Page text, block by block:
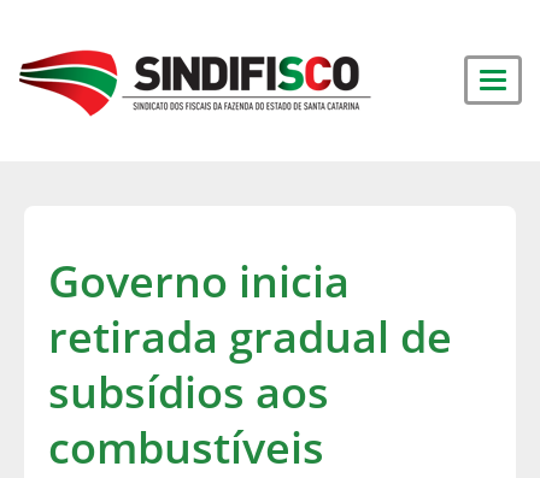
Governo inicia
retirada gradual de
subsídios aos
combustíveis